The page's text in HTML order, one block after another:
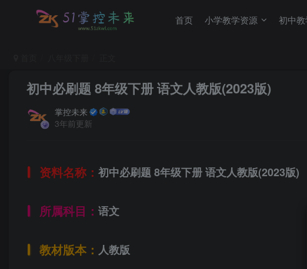
首页 小学教学资源 初中
初中必刷题 8年级下册 语文人教版(2023版)
掌控未来
3年前更新
资料名称： 初中必刷题 8年级下册 语文人教版(2023版)
所属科目： 语文
教材版本： 人教版